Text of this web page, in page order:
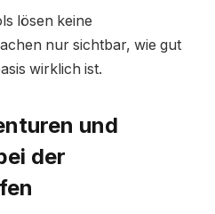
lösen keine
nur sichtbar, wie gut
wirklich ist.
und
der